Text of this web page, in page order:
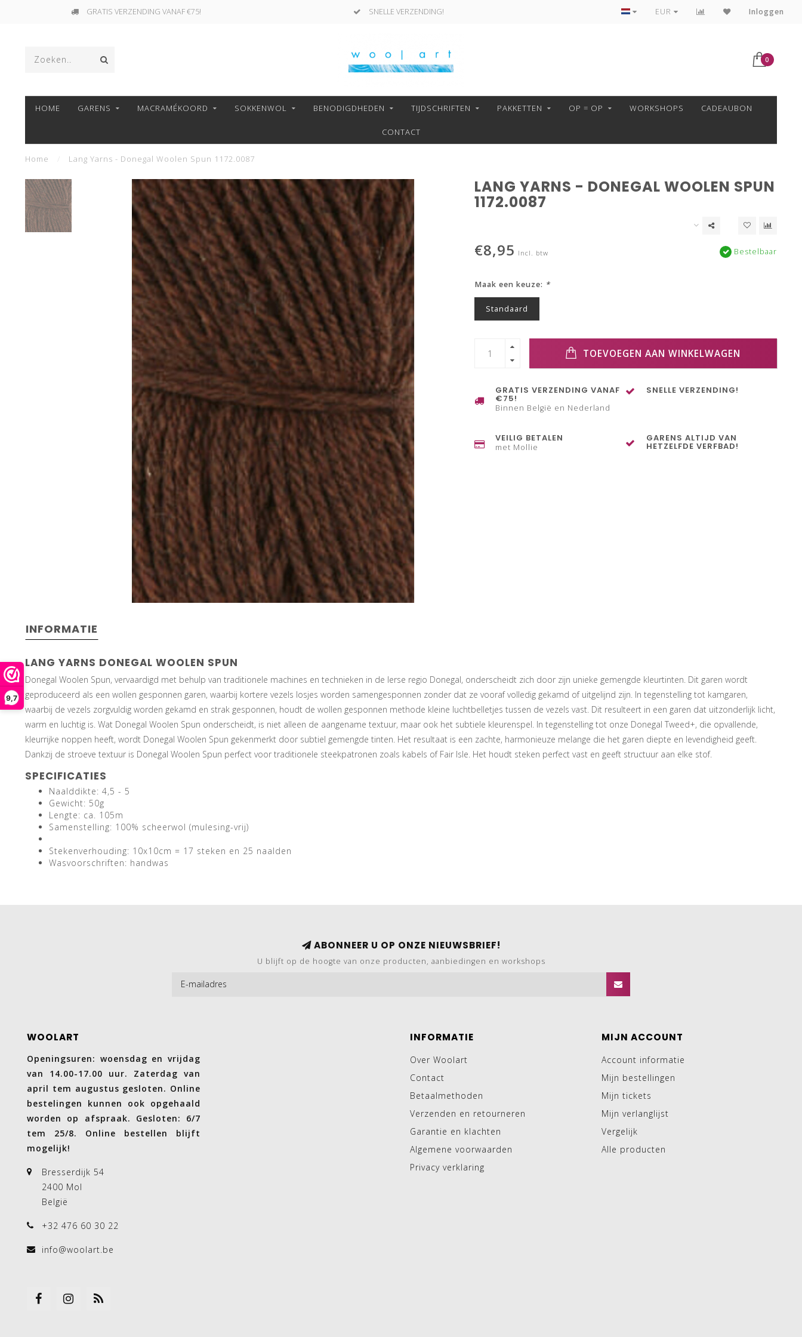
9,7
GRATIS VERZENDING VANAF €75! SNELLE VERZENDING! VEILIG BETALEN MET MOLLIE!
EUR Inloggen
0
HOME GARENS MACRAMÉKOORD SOKKENWOL BENODIGDHEDEN TIJDSCHRIFTEN PAKKETTEN OP = OP WORKSHOPS CADEAUBON
CONTACT
Home Lang Yarns - Donegal Woolen Spun 1172.0087
LANG YARNS - DONEGAL WOOLEN SPUN
1172.0087
€8,95 Incl. btw Bestelbaar
Maak een keuze: *
Standaard
TOEVOEGEN AAN WINKELWAGEN
GRATIS VERZENDING VANAF
€75!
Binnen België en Nederland
SNELLE VERZENDING!
VEILIG BETALEN
met Mollie
GARENS ALTIJD VAN
HETZELFDE VERFBAD!
INFORMATIE
LANG YARNS DONEGAL WOOLEN SPUN
Donegal Woolen Spun, vervaardigd met behulp van traditionele machines en technieken in de Ierse regio Donegal, onderscheidt zich door zijn unieke gemengde kleurtinten. Dit garen wordt
geproduceerd als een wollen gesponnen garen, waarbij kortere vezels losjes worden samengesponnen zonder dat ze vooraf volledig gekamd of uitgelijnd zijn. In tegenstelling tot kamgaren,
waarbij de vezels zorgvuldig worden gekamd en strak gesponnen, houdt de wollen gesponnen methode kleine luchtbelletjes tussen de vezels vast. Dit resulteert in een garen dat uitzonderlijk licht,
warm en luchtig is. Wat Donegal Woolen Spun onderscheidt, is niet alleen de aangename textuur, maar ook het subtiele kleurenspel. In tegenstelling tot onze Donegal Tweed+, die opvallende,
kleurrijke noppen heeft, wordt Donegal Woolen Spun gekenmerkt door subtiel gemengde tinten. Het resultaat is een zachte, harmonieuze melange die het garen diepte en levendigheid geeft.
Dankzij de stroeve textuur is Donegal Woolen Spun perfect voor traditionele steekpatronen zoals kabels of Fair Isle. Het houdt steken perfect vast en geeft structuur aan elke stof.
SPECIFICATIES
Naalddikte: 4,5 - 5
Gewicht: 50g
Lengte: ca. 105m
Samenstelling: 100% scheerwol (mulesing-vrij)
Stekenverhouding: 10x10cm = 17 steken en 25 naalden
Wasvoorschriften: handwas
ABONNEER U OP ONZE NIEUWSBRIEF!
U blijft op de hoogte van onze producten, aanbiedingen en workshops
WOOLART
Openingsuren: woensdag en vrijdag
van 14.00-17.00 uur. Zaterdag van
april tem augustus gesloten. Online
bestelingen kunnen ook opgehaald
worden op afspraak. Gesloten: 6/7
tem 25/8. Online bestellen blijft
mogelijk!
Bresserdijk 54
2400 Mol
België
+32 476 60 30 22
info@woolart.be
INFORMATIE
Over Woolart
Contact
Betaalmethoden
Verzenden en retourneren
Garantie en klachten
Algemene voorwaarden
Privacy verklaring
MIJN ACCOUNT
Account informatie
Mijn bestellingen
Mijn tickets
Mijn verlanglijst
Vergelijk
Alle producten